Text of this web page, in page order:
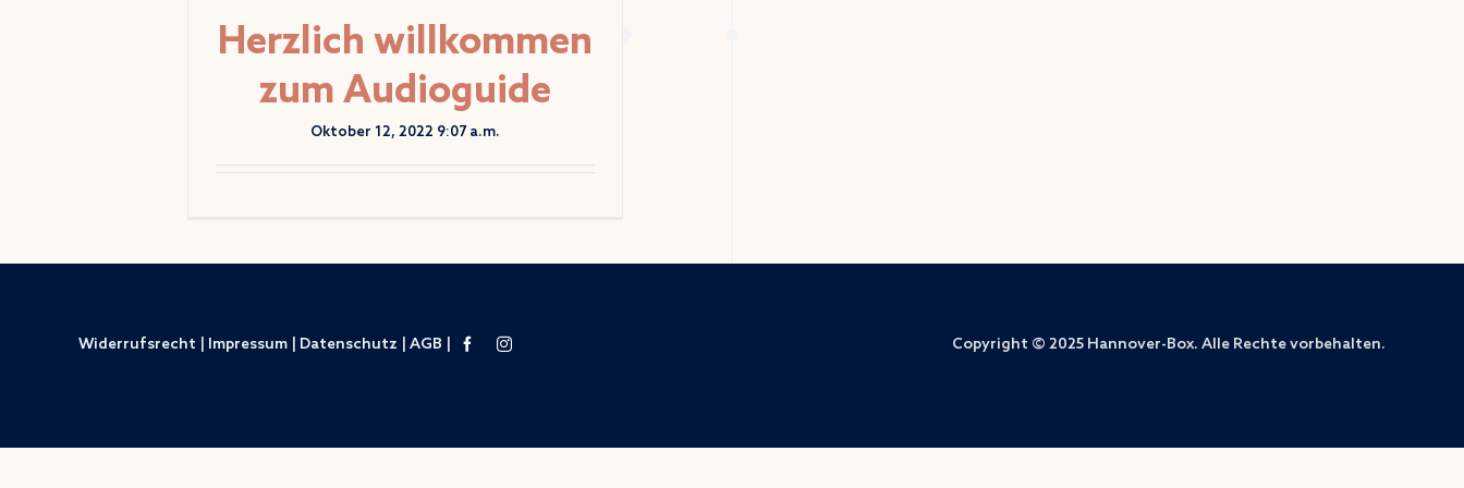
Herzlich willkommen
zum Audioguide
Oktober 12, 2022 9:07 a.m.
Widerrufsrecht Impressum| Datenschutz AGB Copyright © 2025 Hannover-Box. Alle Rechte vorbehalten.